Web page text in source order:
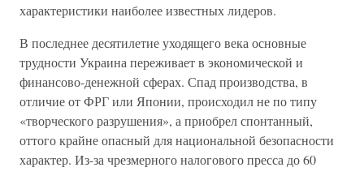
характеристики наиболее известных лидеров.
В последнее десятилетие уходящего века основные
трудности Украина переживает в экономической и
финансово-денежной сферах. Спад производства, в
отличие от ФРГ или Японии, происходил не по типу
«творческого разрушения», а приобрел спонтанный,
оттого крайне опасный для национальной безопасности
характер. Из-за чрезмерного налогового пресса до 60